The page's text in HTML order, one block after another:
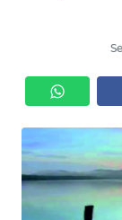
OPINI
Informasi
INDEKS
BERITA